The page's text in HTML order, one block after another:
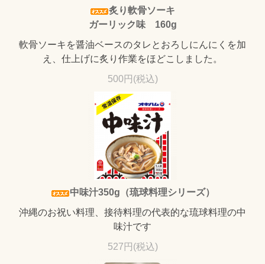
炙り軟骨ソーキ
ガーリック味 160g
軟骨ソーキを醤油ベースのタレとおろしにんにくを加
え、仕上げに炙り作業をほどこしました。
500円(税込)
中味汁350g（琉球料理シリーズ）
沖縄のお祝い料理、接待料理の代表的な琉球料理の中
味汁です
527円(税込)